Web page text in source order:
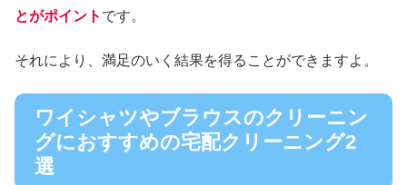
とがポイント です。
それにより、満足のいく結果を得ることができますよ。
ワイシャツやブラウスのクリーニン
グにおすすめの宅配クリーニング2
選